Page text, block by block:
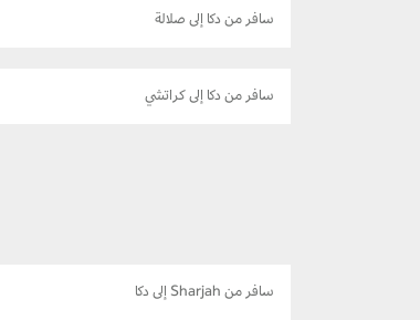
سافر من دكا إلى صلالة
سافر من دكا إلى كراتشي
سافر من Sharjah إلى دكا